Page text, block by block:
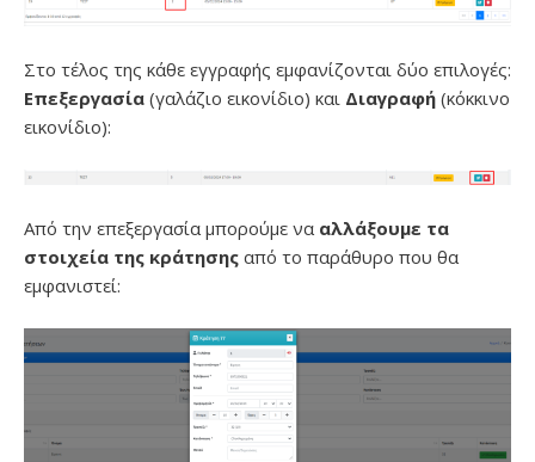
Στο τέλος της κάθε εγγραφής εμφανίζονται δύο επιλογές:
Επεξεργασία (γαλάζιο εικονίδιο) και Διαγραφή (κόκκινο
εικονίδιο):
Από την επεξεργασία μπορούμε να αλλάξουμε τα
στοιχεία της κράτησης από το παράθυρο που θα
εμφανιστεί: